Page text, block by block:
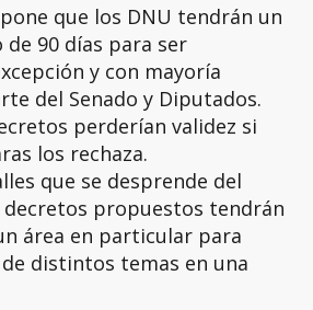
que los DNU tendrán un
90 días para ser
y con mayoría
del Senado y Diputados.
perderían validez si
los rechaza.
que se desprende del
propuestos tendrán
área en particular para
distintos temas en una